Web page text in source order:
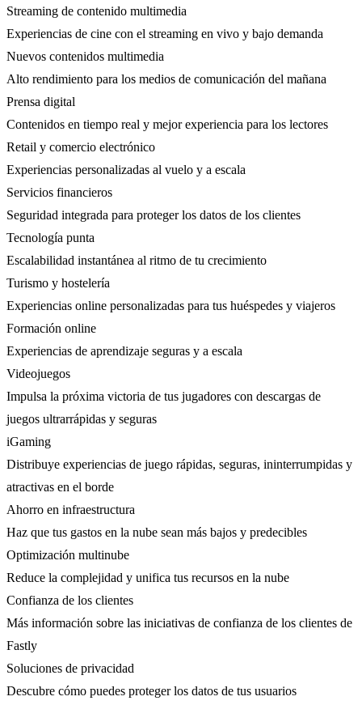
Streaming de contenido multimedia
Experiencias de cine con el streaming en vivo y bajo demanda
Nuevos contenidos multimedia
Alto rendimiento para los medios de comunicación del mañana
Prensa digital
Contenidos en tiempo real y mejor experiencia para los lectores
Retail y comercio electrónico
Experiencias personalizadas al vuelo y a escala
Servicios financieros
Seguridad integrada para proteger los datos de los clientes
Tecnología punta
Escalabilidad instantánea al ritmo de tu crecimiento
Turismo y hostelería
Experiencias online personalizadas para tus huéspedes y viajeros
Formación online
Experiencias de aprendizaje seguras y a escala
Videojuegos
Impulsa la próxima victoria de tus jugadores con descargas de
juegos ultrarrápidas y seguras
iGaming
Distribuye experiencias de juego rápidas, seguras, ininterrumpidas y
atractivas en el borde
Ahorro en infraestructura
Haz que tus gastos en la nube sean más bajos y predecibles
Optimización multinube
Reduce la complejidad y unifica tus recursos en la nube
Confianza de los clientes
Más información sobre las iniciativas de confianza de los clientes de
Fastly
Soluciones de privacidad
Descubre cómo puedes proteger los datos de tus usuarios